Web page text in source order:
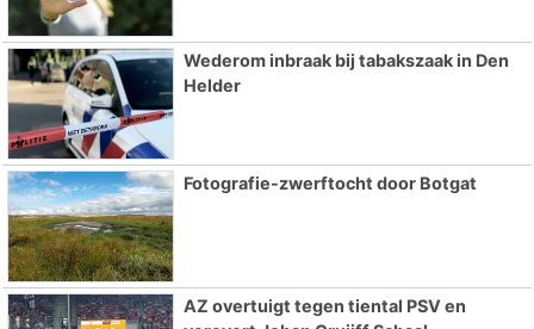
Wederom inbraak bij tabakszaak in Den
Helder
Fotografie-zwerftocht door Botgat
AZ overtuigt tegen tiental PSV en